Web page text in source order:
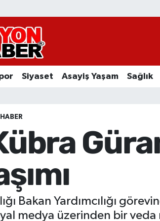
Siyaset Asayiş Yaşam Sağlık
Bakan Yardımcılığı
medya üzerinden bir veda